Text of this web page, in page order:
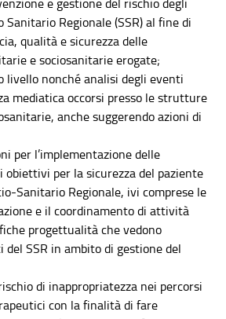
e gestione del rischio degli
Sanitario Regionale (SSR) al fine di
qualità e sicurezza delle
e sociosanitarie erogate;
livello nonché analisi degli eventi
mediatica occorsi presso le strutture
anche suggerendo azioni di
per l’implementazione delle
obiettivi per la sicurezza del paziente
Sanitario Regionale, ivi comprese le
e il coordinamento di attività
progettualità che vedono
SSR in ambito di gestione del
di inappropriatezza nei percorsi
con la finalità di fare